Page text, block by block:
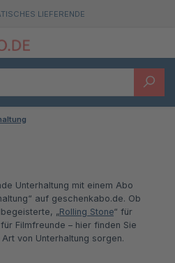
LIEFERENDE
Unterhaltung mit einem Abo
auf geschenkabo.de. Ob
„Rolling Stone“ für
für Filmfreunde – hier finden Sie
von Unterhaltung sorgen.